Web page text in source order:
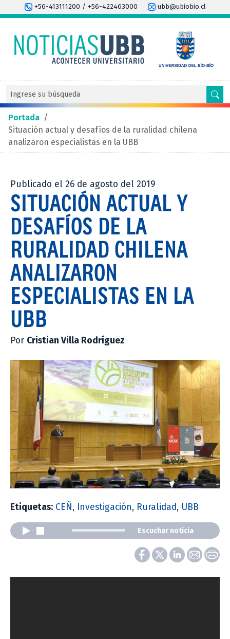
+56-413111200 / +56-422463000 ubb@ubiobio.cl
Portada /
Situación actual y desafíos de la ruralidad chilena
analizaron especialistas en la UBB
Publicado el 26 de agosto del 2019
SITUACIÓN ACTUAL Y
DESAFÍOS DE LA
RURALIDAD CHILENA
ANALIZARON
ESPECIALISTAS EN LA
UBB
Por Cristian Villa Rodríguez
Etiquetas: CEÑ, Investigación, Ruralidad, UBB
Escuchar noticia